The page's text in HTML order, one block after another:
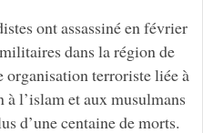
ont assassiné en février
dans la région de
organisation terroriste liée à
l’islam et aux musulmans
d’une centaine de morts.